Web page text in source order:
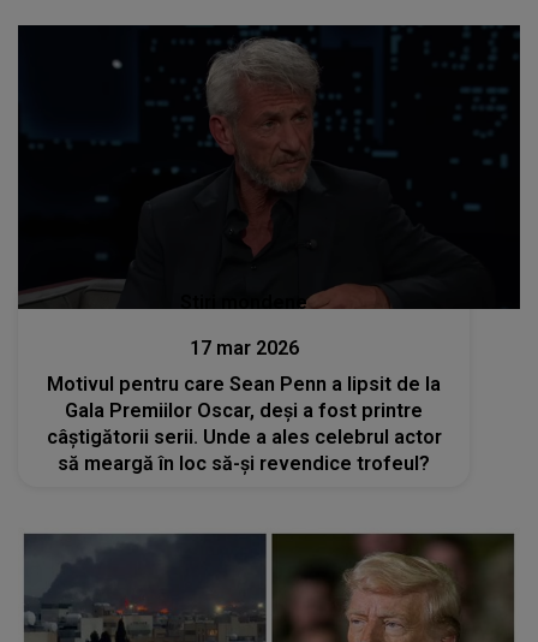
Stiri mondene
17 mar 2026
Motivul pentru care Sean Penn a lipsit de la
Gala Premiilor Oscar, deși a fost printre
câștigătorii serii. Unde a ales celebrul actor
să meargă în loc să-și revendice trofeul?